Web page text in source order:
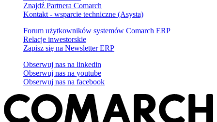
Znajdź Partnera Comarch
Kontakt - wsparcie techniczne (Asysta)
Forum użytkowników systemów Comarch ERP
Relacje inwestorskie
Zapisz się na Newsletter ERP
Obserwuj nas na linkedin
Obserwuj nas na youtube
Obserwuj nas na facebook